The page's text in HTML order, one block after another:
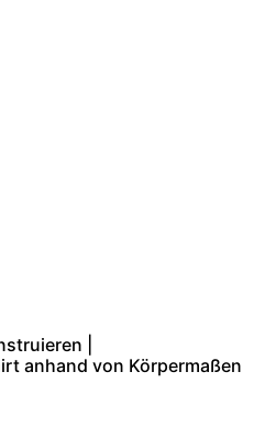
|
anhand von Körpermaßen